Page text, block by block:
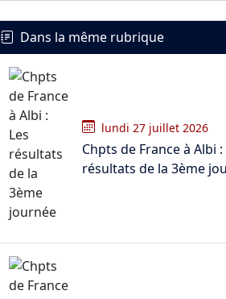
Dans la même rubrique
lundi 27 juillet 2026
Chpts de France à Albi :
résultats de la 3ème